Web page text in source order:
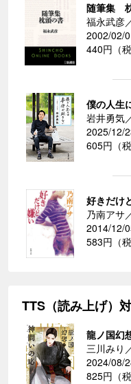
随筆集
福永武彦
2002/02/
440円（税
僕の人生
岩井勇気
2025/12/
605円（税
好きだけ
乃南アサ
2014/12/
583円（税
TTS（読み上げ）
龍ノ国幻
三川みり
2024/08/
825円（税